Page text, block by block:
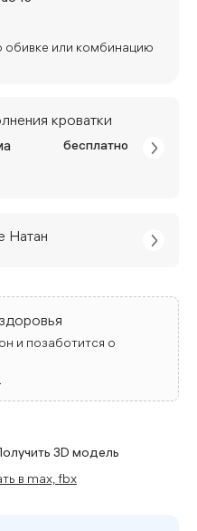
обивке или комбинацию
кроватки
бесплатно
Натан
и позаботится о
3D модель
в max, fbx